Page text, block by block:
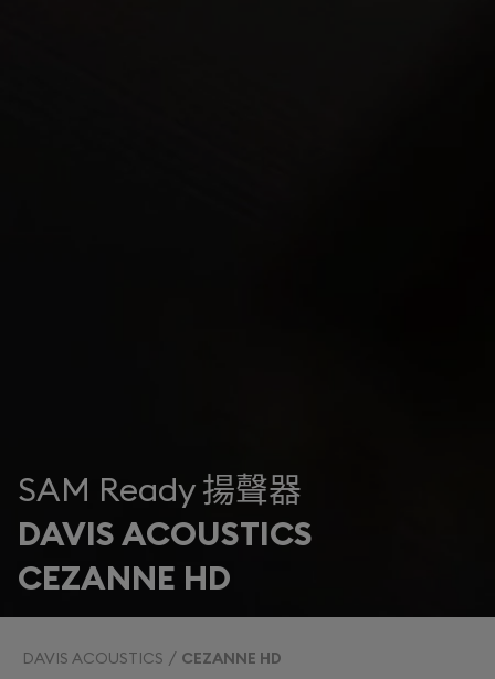
SAM Ready 揚聲器
DAVIS ACOUSTICS
CEZANNE HD
DAVIS ACOUSTICS CEZANNE HD